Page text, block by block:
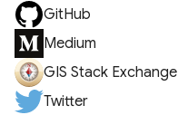
GitHub
Medium
GIS Stack Exchange
Twitter